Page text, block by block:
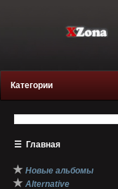
Категории
☰ Главная
★ Новые альбомы
★ Alternative